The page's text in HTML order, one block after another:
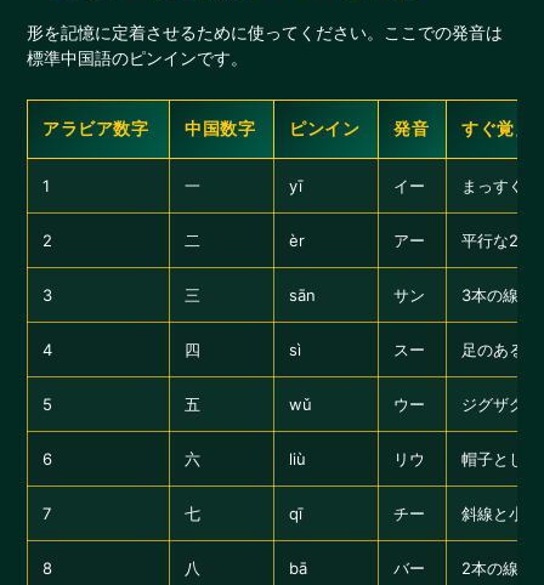
形を記憶に定着させるために使ってください。ここでの発音は
標準中国語のピンインです。
アラビア数字 中国数字 ピンイン 発音 すぐ覚え
1 一 yī イー まっすぐ1
2 二 èr アー 平行な2本
3 三 sān サン 3本の線
4 四 sì スー 足のある箱
5 五 wǔ ウー ジグザグ
6 六 liù リウ 帽子としっ
7 七 qī チー 斜線と小
8 八 bā バー 2本の線が